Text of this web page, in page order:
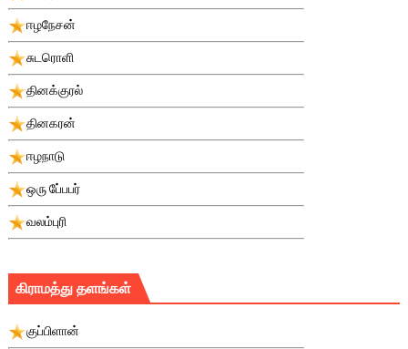
ஈழநேசன்
சுடரொளி
தினக்குரல்
தினகரன்
ஈழநாடு
ஒரு பே்பபர்
வலம்புரி
கிராமத்து தளங்கள்
குப்பிளான்